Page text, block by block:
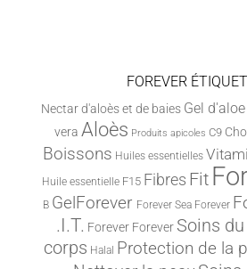
FOREVER
Nectar d'aloès et de baies Gel
vera Aloès Produits apicoles C9
Boissons Huiles essentielles
Huile essentielle F15 Fibres Fit
B GelForever Forever Sea Forever
.I.T. Forever Forever Soins
corps Halal Protection de la